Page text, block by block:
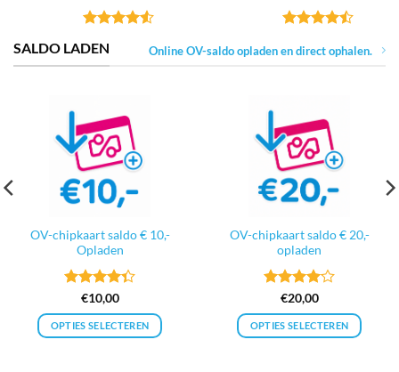
4.53uit 5
4.49uit 5
SALDO LADEN Online OV-saldo opladen en direct ophalen.
OV-chipkaart saldo € 10,-
Opladen
Gewaardeerd
4.34uit 5
€10,00
OPTIES SELECTEREN
OV-chipkaart saldo € 20,-
opladen
Gewaardeerd
4.1uit 5
€20,00
OPTIES SELECTEREN